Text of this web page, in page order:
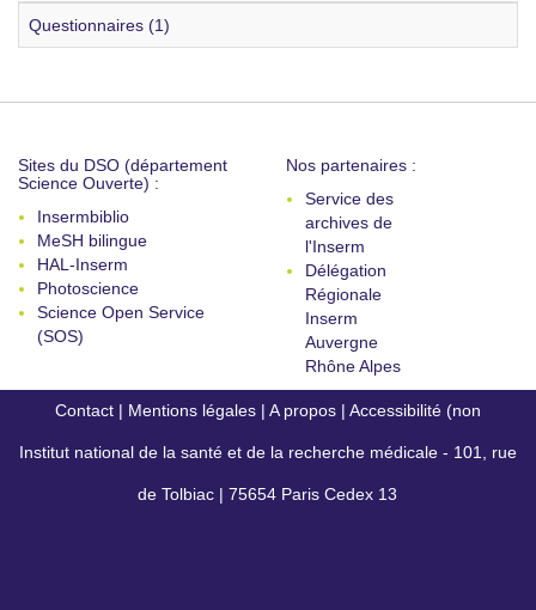
Questionnaires (1)
Sites du DSO (département
Science Ouverte) :
Insermbiblio
MeSH bilingue
HAL-Inserm
Photoscience
Science Open Service
(SOS)
Nos partenaires :
Service des
archives de
l'Inserm
Délégation
Régionale
Inserm
Auvergne
Rhône Alpes
Contact | Mentions légales | A propos | Accessibilité (non
conforme)
Institut national de la santé et de la recherche médicale - 101, rue
de Tolbiac | 75654 Paris Cedex 13